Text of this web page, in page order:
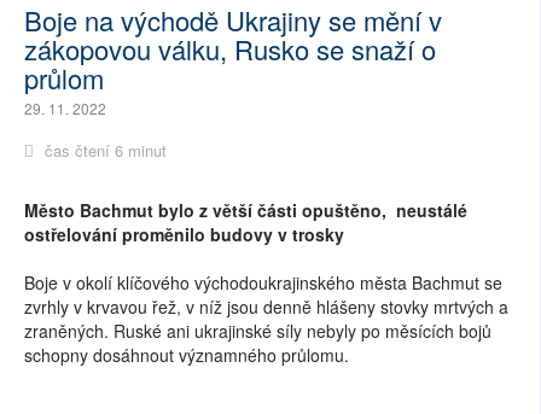
Boje na východě Ukrajiny se mění v
zákopovou válku, Rusko se snaží o
průlom
29. 11. 2022
čas čtení 6 minut
Město Bachmut bylo z větší části opuštěno, neustálé
ostřelování proměnilo budovy v trosky
Boje v okolí klíčového východoukrajinského města Bachmut se
zvrhly v krvavou řež, v níž jsou denně hlášeny stovky mrtvých a
zraněných. Ruské ani ukrajinské síly nebyly po měsících bojů
schopny dosáhnout významného průlomu.